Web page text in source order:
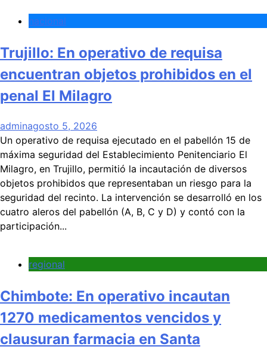
nacional
Trujillo: En operativo de requisa
encuentran objetos prohibidos en el
penal El Milagro
adminagosto 5, 2026
Un operativo de requisa ejecutado en el pabellón 15 de
máxima seguridad del Establecimiento Penitenciario El
Milagro, en Trujillo, permitió la incautación de diversos
objetos prohibidos que representaban un riesgo para la
seguridad del recinto. La intervención se desarrolló en los
cuatro aleros del pabellón (A, B, C y D) y contó con la
participación...
regional
Chimbote: En operativo incautan
1270 medicamentos vencidos y
clausuran farmacia en Santa